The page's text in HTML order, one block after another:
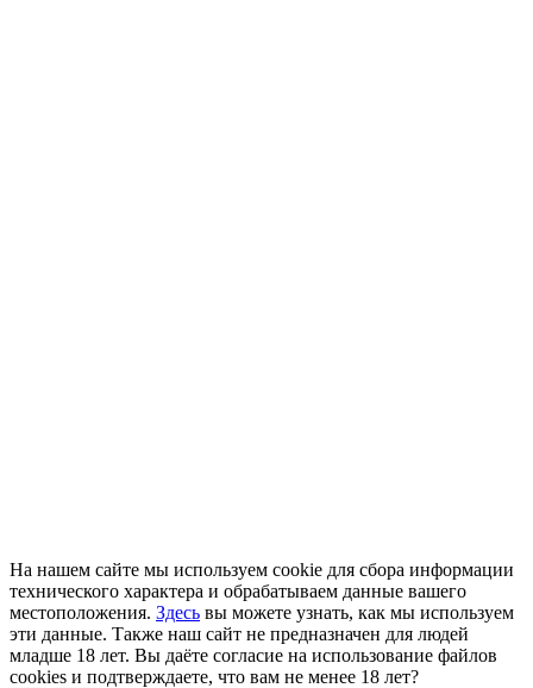
На нашем сайте мы используем cookie для сбора информации
технического характера и обрабатываем данные вашего
местоположения. Здесь вы можете узнать, как мы используем
эти данные. Также наш сайт не предназначен для людей
младше 18 лет. Вы даёте согласие на использование файлов
cookies и подтверждаете, что вам не менее 18 лет?